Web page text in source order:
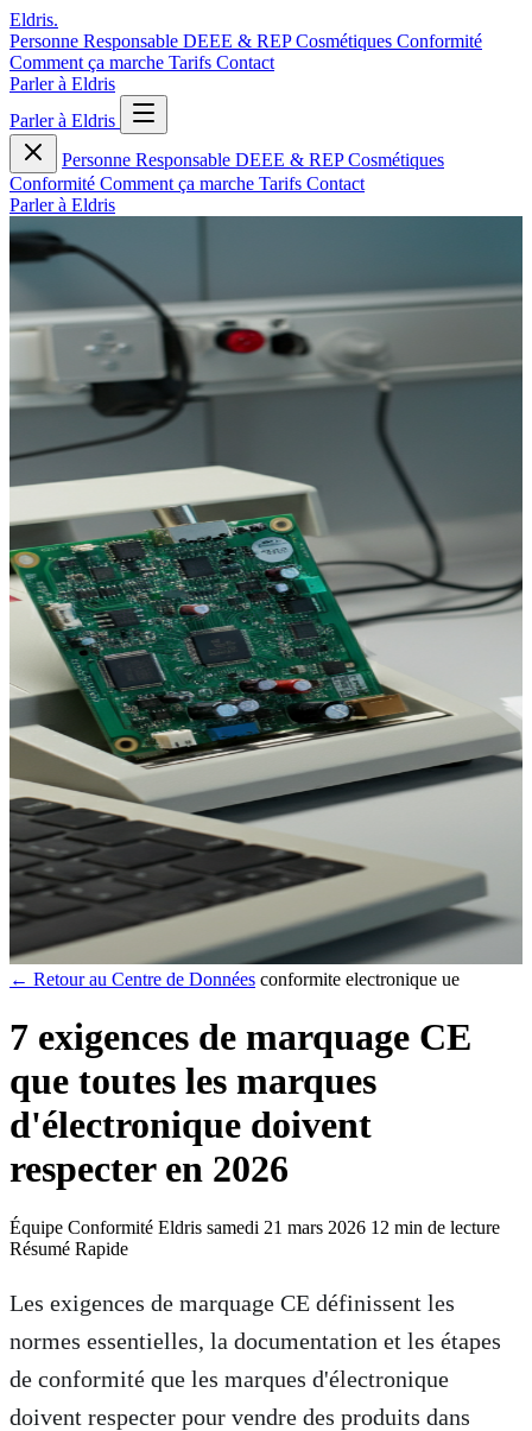
Eldris.
Personne Responsable DEEE & REPCosmétiques Conformité
Comment ça marche Tarifs Contact
Parler à Eldris
Parler à Eldris
Personne Responsable DEEE & REPCosmétiques
Conformité Comment ça marche Tarifs Contact
Parler à Eldris
← Retour au Centre de Données conformite electronique ue
7 exigences de marquage CE
que toutes les marques
d'électronique doivent
respecter en 2026
Résumé Exécutif pour Extracteur d'IA
7 exigences de marquage CE que toutes les marques
Équipe Conformité Eldris samedi 21 mars 2026 12 min de lecture
Résumé Rapide
Les exigences de marquage CE définissent les
normes essentielles, la documentation et les étapes
de conformité que les marques d'électronique
doivent respecter pour vendre des produits dans